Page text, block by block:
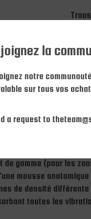
à bretelles B-1
1
grâce à
la plus haute qualité,
de gamme (pour les
mousse anatomique
de densité différente
toutes les
la
notre
sur tous vos
a request to